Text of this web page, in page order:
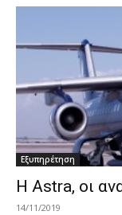
Εξυπηρέτηση
H Astra, οι
14/11/2019